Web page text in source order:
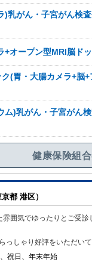
乳がん・子宮がん検査
オープン型MRI脳ド
(胃・大腸カメラ+脳+
)乳がん・子宮がん
健康保険組
京都 港区）
雰囲気でゆったりとご受
っしゃり好評をいただいて
祝日、年末年始